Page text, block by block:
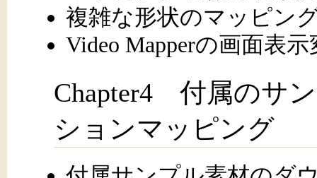
複雑な形状のマッピン
Video Mapperの画面表
Chapter4 付属のサ
ションマッピング